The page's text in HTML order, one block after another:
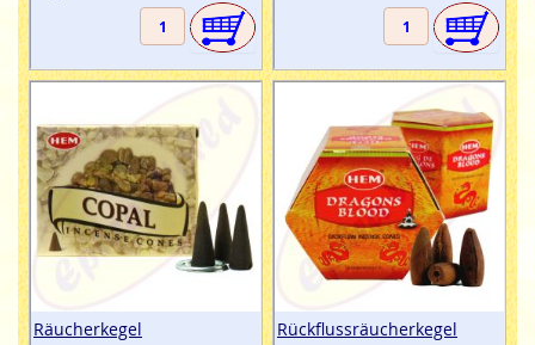
Räucherkegel
Rückflussräucherkegel